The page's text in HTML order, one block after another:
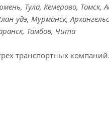
Тула, Кемерово, Томск,
удэ, Мурманск,
Тамбов, Чита
транспортных компаний.